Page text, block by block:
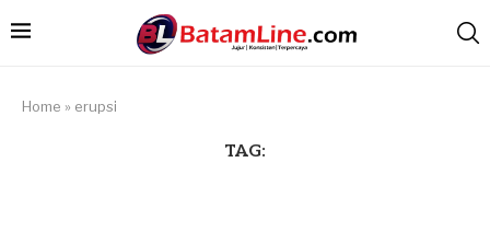
Home » erupsi
TAG: